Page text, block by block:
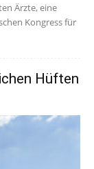
Ärzte, eine
Kongress für
Hüften